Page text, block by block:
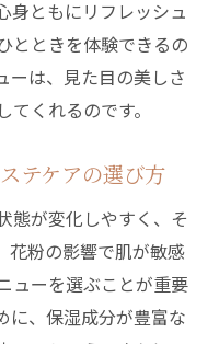
ニュー選びのポイ
快適に過ごす
のエステ体験
ステの知識
エステメニュー
のエステの役割
めの基本ケア
身ともにリフレッシュ
とときを体験できるの
ーは、見た目の美しさ
くれるのです。
テケアの選び方
態が変化しやすく、そ
花粉の影響で肌が敏感
ューを選ぶことが重要
に、保湿成分が豊富な